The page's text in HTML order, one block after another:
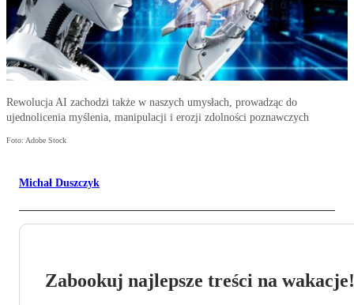
Rewolucja AI zachodzi także w naszych umysłach, prowadząc do
ujednolicenia myślenia, manipulacji i erozji zdolności poznawczych
Foto: Adobe Stock
Michał Duszczyk
Zabookuj najlepsze treści na wakacje!